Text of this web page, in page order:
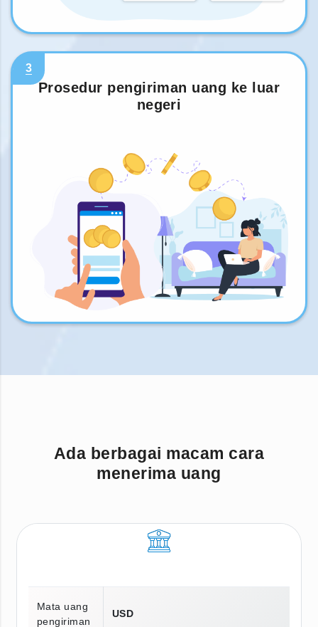
3
Prosedur pengiriman uang ke luar
negeri
Ada berbagai macam cara
menerima uang
Mata uang
pengiriman
USD